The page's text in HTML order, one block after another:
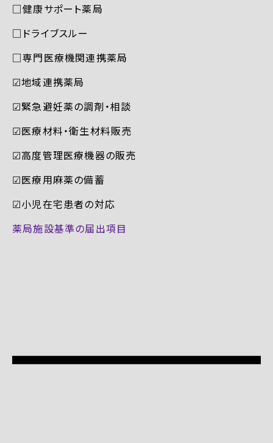
□健康サポート薬局
□ドライブスルー
□専門医療機関連携薬局
☑︎地域連携薬局
☑︎緊急避妊薬の調剤・相談
☑︎医療材料・衛生材料販売
☑︎高度管理医療機器の販売
☑︎医療用麻薬の備蓄
☑︎小児在宅患者の対応
薬局施設基準の届出項目